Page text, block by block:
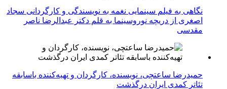
نگاهی به فیلم سینمایی نغمه به نویسندگی و کارگردانی سجاد
اصغری از دریچه نوروسینما به قلم دکتر عبدالرضا ناصر
مقدسی
حمیدرضا ساعتچی، نویسنده، کارگردان و تهیه‌کننده باسابقه
تئاتر کمدی ایران درگذشت